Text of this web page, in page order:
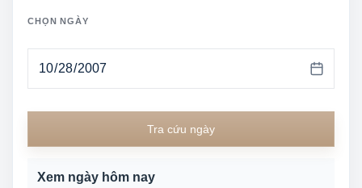
CHỌN NGÀY
Tra cứu ngày
Xem ngày hôm nay